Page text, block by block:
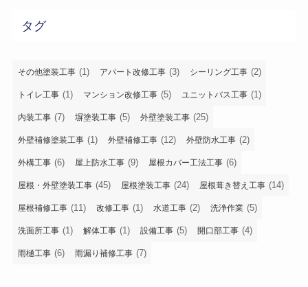
タグ
その他塗装工事 (1) アパート改修工事 (3) シーリング工事 (2)
トイレ工事 (1) マンション改修工事 (5) ユニットバス工事 (1)
内装工事 (7) 塀塗装工事 (5) 外壁塗装工事 (25)
外壁補修塗装工事 (1) 外壁補修工事 (12) 外壁防水工事 (2)
外構工事 (6) 屋上防水工事 (9) 屋根カバー工法工事 (6)
屋根・外壁塗装工事 (45) 屋根塗装工事 (24) 屋根葺き替え工事 (14)
屋根補修工事 (11) 改修工事 (1) 水道工事 (2) 洗浄作業 (5)
洗面所工事 (1) 解体工事 (1) 設備工事 (5) 開口部工事 (4)
雨樋工事 (6) 雨漏り補修工事 (7)